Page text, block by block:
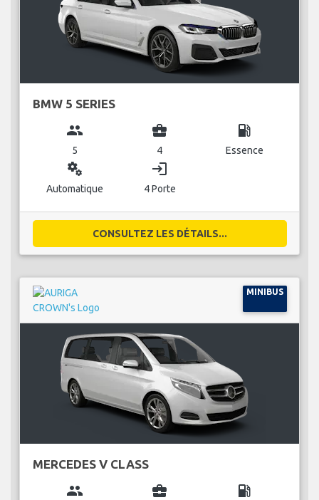
BMW 5 SERIES
group
5
business_center
4
local_gas_station
Essence
miscellaneous_services
Automatique
login
4 Porte
CONSULTEZ LES DÉTAILS...
MINIBUS
MERCEDES V CLASS
group business_center local_gas_station